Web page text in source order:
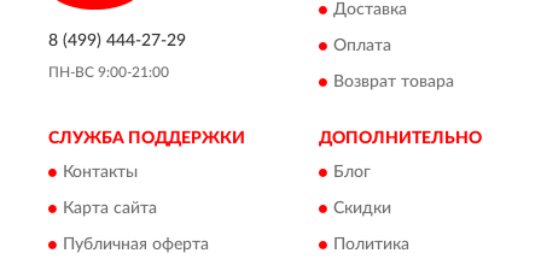
8 (499) 444-27-29
ПН-ВС 9:00-21:00
Доставка
Оплата
Возврат товара
СЛУЖБА ПОДДЕРЖКИ
Контакты
Карта сайта
Публичная оферта
ДОПОЛНИТЕЛЬНО
Блог
Скидки
Политика